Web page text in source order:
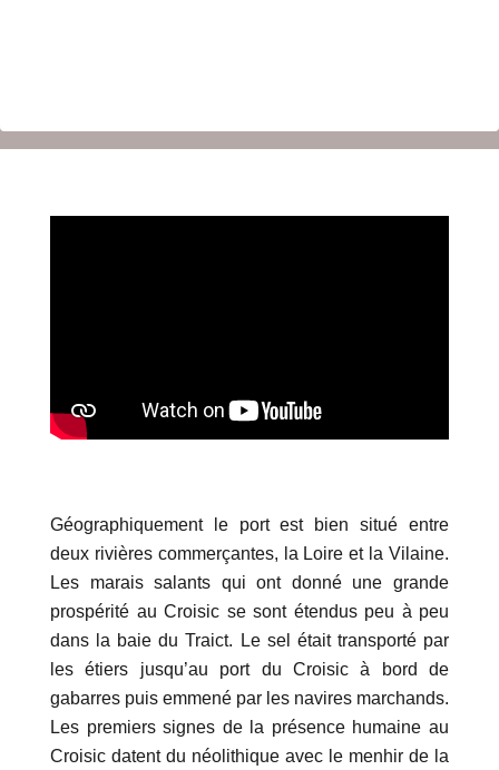
Géographiquement le port est bien situé entre
deux rivières commerçantes, la Loire et la Vilaine.
Les marais salants qui ont donné une grande
prospérité au Croisic se sont étendus peu à peu
dans la baie du Traict. Le sel était transporté par
les étiers jusqu’au port du Croisic à bord de
gabarres puis emmené par les navires marchands.
Les premiers signes de la présence humaine au
Croisic datent du néolithique avec le menhir de la